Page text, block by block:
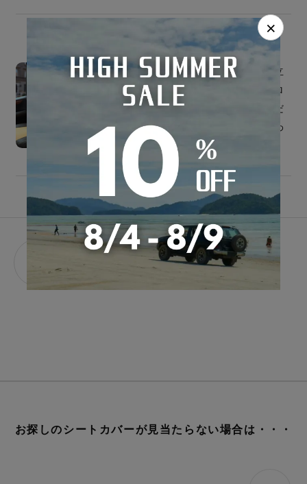
スポーティーさとラグジュアリー感を両立
した、最高の室内空間へ。ブルーやイエロ
ーなどのビビットなカラーもお選びいただ
けるツートンカラーのデザインは、こだわ
りを持つドライバーにお勧めです。
01 自動車メーカーを選ぶ
お探しのシートカバーが見当たらない場合は・・・
×